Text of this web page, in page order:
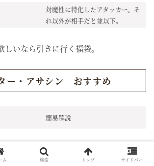
対魔性に特化したアタッカー。そ
れ以外が相手だと並以下。
しいなら引きに行く福袋。
ー・アサシン おすすめ
簡易解説
まだまだ現役のバスターサポータ
ー。
ム 検索 トップ サイドバー